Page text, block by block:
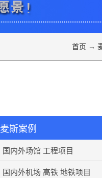
首页 →
麦斯案例
国内外场馆 工程项目
国内外机场 高铁 地铁项目